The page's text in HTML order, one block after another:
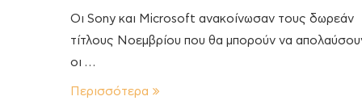
Οι Sony και Microsoft ανακοίνωσαν τους δωρεάν
τίτλους Νοεμβρίου που θα μπορούν να
οι …
Περισσότερα